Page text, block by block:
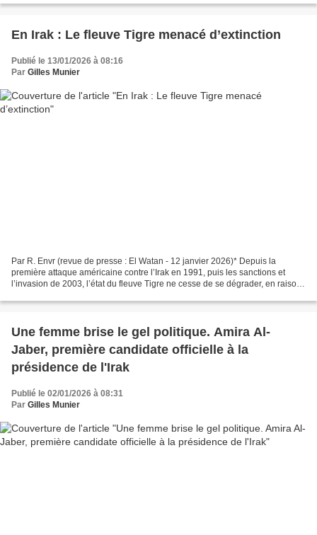
En Irak : Le fleuve Tigre menacé d’extinction
Publié le 13/01/2026 à 08:16
Par Gilles Munier
Par R. Envr (revue de presse : El Watan - 12 janvier 2026)* Depuis la
première attaque américaine contre l’Irak en 1991, puis les sanctions et
l’invasion de 2003, l’état du fleuve Tigre ne cesse de se dégrader, en raison
Une femme brise le gel politique. Amira Al-
Jaber, première candidate officielle à la
présidence de l'Irak
Publié le 02/01/2026 à 08:31
Par Gilles Munier